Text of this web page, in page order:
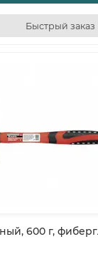
Быстрый заказ
600 г,